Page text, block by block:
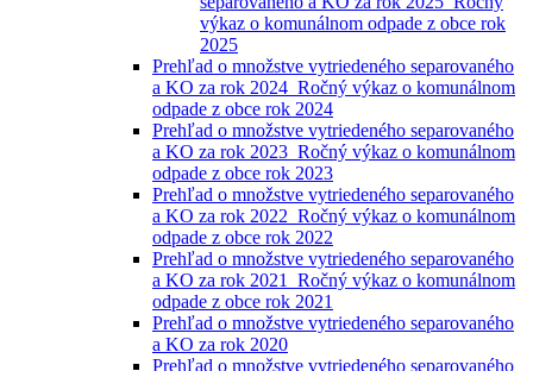
výkaz o komunálnom odpade z obce rok
2025
Prehľad o množstve vytriedeného separovaného
a KO za rok 2024_Ročný výkaz o komunálnom
odpade z obce rok 2024
Prehľad o množstve vytriedeného separovaného
a KO za rok 2023_Ročný výkaz o komunálnom
odpade z obce rok 2023
Prehľad o množstve vytriedeného separovaného
a KO za rok 2022_Ročný výkaz o komunálnom
odpade z obce rok 2022
Prehľad o množstve vytriedeného separovaného
a KO za rok 2021_Ročný výkaz o komunálnom
odpade z obce rok 2021
Prehľad o množstve vytriedeného separovaného
a KO za rok 2020
Prehľad o množstve vytriedeného separovaného